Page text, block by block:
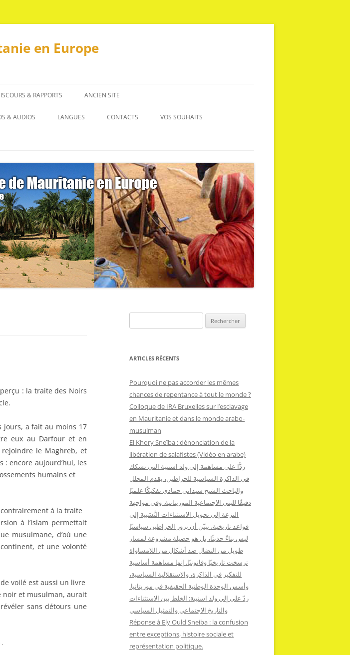
en Europe
& RAPPORTS ANCIEN SITE
& AUDIOS LANGUES CONTACTS VOS SOUHAITS
: la traite des Noirs
jours, a fait au moins 17
eux au Darfour et en
le Maghreb, et
: encore aujourd’hui, les
humains et
à la traite
à l’islam permettait
musulmane, d’où une
et une volonté
voilé est aussi un livre
noir et musulman, aurait
sans détours une
.
e
h
r
h
:
ARTICLES RÉCENTS
Pourquoi ne pas accorder les mêmes
chances de repentance à tout le monde ?
Colloque de IRA Bruxelles sur l’esclavage
en Mauritanie et dans le monde arabo-
musulman
El Khory Sneïba : dénonciation de la
libération de salafistes (Vidéo en arabe)
ردًّا على مساهمة إلي ولد اسنيبة التي تشكك
في الذاكرة السياسية للحراطين، يقدم المحلل
والباحث الشيخ سيداتي حمادي تفكيكًا علميًا
دقيقًا للبنى الاجتماعية الموريتانية. وفي مواجهة
النزعة إلى تحويل الاستثناءات النَّسَبية إلى
قواعد تاريخية، يبيّن أن بروز الحراطين سياسيًا
ليس بناءً حديثًا، بل هو حصيلة مشروعة لمسار
طويل من النضال ضد أشكال من اللامساواة
ترسخت تاريخيًا وقانونيًا. إنها مساهمة أساسية
للتفكير في الذاكرة، والاستقلالية السياسية،
وأسس الوحدة الوطنية الحقيقية في موريتانيا.
ردّ على إلي ولد اسنيبة: الخلط بين الاستثناءات
والتاريخ الاجتماعي والتمثيل السياسي
Réponse à Ely Ould Sneiba : la confusion
entre exceptions, histoire sociale et
représentation politique.